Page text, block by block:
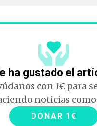
ha gustado el
con 1€ para
noticias como
DONAR 1€